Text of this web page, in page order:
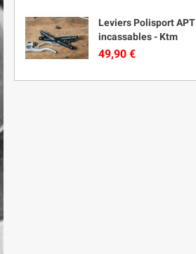
Leviers Polisport APT
incassables - Ktm
49,90 €